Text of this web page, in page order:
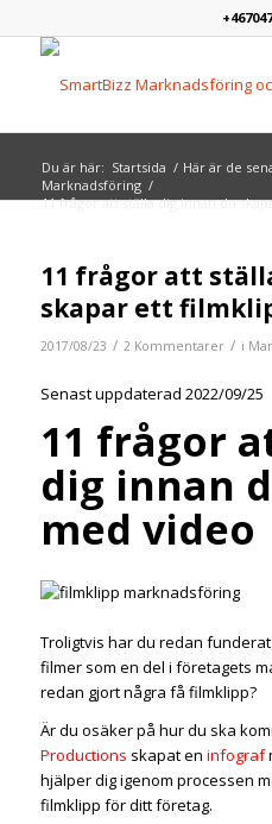
Du är här: Startsida / Här är de
Marknadsföring /
11 frågor att ställa dig innan du
11 frågor att
skapar ett
2017/08/23 / 2 Kommentarer / i
Senast uppdaterad 2022/09/25
11 frågor
dig innan
med video
Troligtvis har du redan
filmer som en del i företagets
redan gjort några få filmklipp?
Är du osäker på hur du ska
Productions skapat en infograf
hjälper dig igenom processen
filmklipp för ditt företag.